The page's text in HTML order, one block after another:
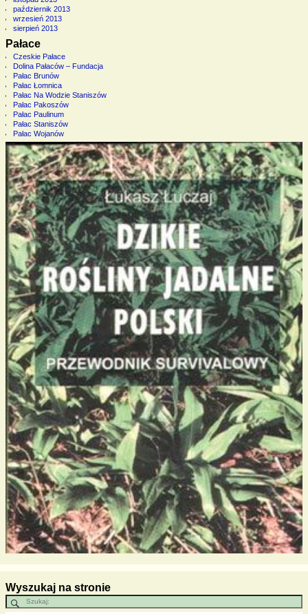
październik 2013
wrzesień 2013
sierpień 2013
Pałace
Czeskie Pałace
Dolina Pałaców – Fundacja
Pałac Brunów
Pałac Łomnica
Pałac Na Wodzie Staniszów
Pałac Pakoszów
Pałac Paulinum
Pałac Staniszów
Pałac Wojanów
Wyszukaj na stronie